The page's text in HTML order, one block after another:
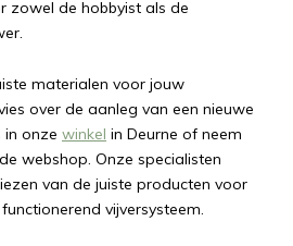
zowel de hobbyist als de
materialen voor jouw
over de aanleg van een nieuwe
in onze winkel in Deurne of neem
webshop. Onze specialisten
van de juiste producten voor
vijversysteem.